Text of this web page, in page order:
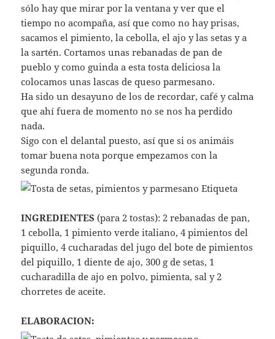
sólo hay que mirar por la ventana y ver que el
tiempo no acompaña, así que como no hay prisas,
sacamos el pimiento, la cebolla, el ajo y las setas y a
la sartén. Cortamos unas rebanadas de pan de
pueblo y como guinda a esta tosta deliciosa la
colocamos unas lascas de queso parmesano.
Ha sido un desayuno de los de recordar, café y calma
que ahí fuera de momento no se nos ha perdido
nada.
Sigo con el delantal puesto, así que si os animáis
tomar buena nota porque empezamos con la
segunda ronda.
INGREDIENTES (para 2 tostas): 2 rebanadas de pan,
1 cebolla, 1 pimiento verde italiano, 4 pimientos del
piquillo, 4 cucharadas del jugo del bote de pimientos
del piquillo, 1 diente de ajo, 300 g de setas, 1
cucharadilla de ajo en polvo, pimienta, sal y 2
chorretes de aceite.
ELABORACION: